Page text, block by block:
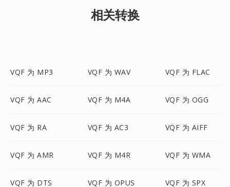
相关转换
VQF 为 MP3 VQF 为 WAV VQF 为 FLAC
VQF 为 AAC VQF 为 M4A VQF 为 OGG
VQF 为 RA VQF 为 AC3 VQF 为 AIFF
VQF 为 AMR VQF 为 M4R VQF 为 WMA
VQF 为 DTS VQF 为 OPUS VQF 为 SPX